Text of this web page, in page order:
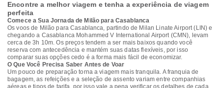
Encontre a melhor viagem e tenha a experiência de viagem
perfeita
Comece a Sua Jornada de Milão para Casablanca
Os voos de Milão para Casablanca, partindo de Milan Linate Airport (LIN) e
chegando a Casablanca Mohammed V International Airport (CMN), levam
cerca de 3h 10m. Os preços tendem a ser mais baixos quando você
reserva com antecedência e mantém suas datas flexíveis, por isso
comparar suas opções cedo é a forma mais fácil de economizar.
O Que Você Precisa Saber Antes de Voar
Um pouco de preparação torna a viagem mais tranquila. A franquia de
bagagem, as refeições e a seleção de assento variam entre companhias
aéreas e tipos de tarifa, por isso vale a pena verificar os detalhes de cada